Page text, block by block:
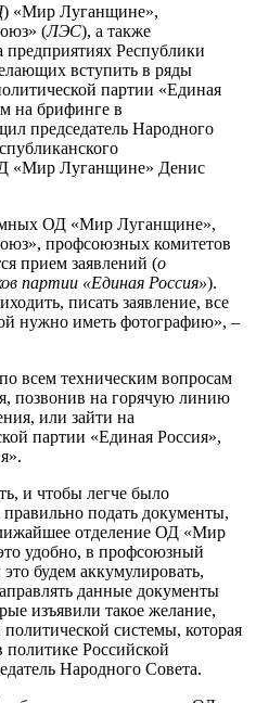
) «Мир Луганщине»,
(ЛЭС), а также
Республики
вступить в ряды
партии «Единая
на брифинге в
председатель Народного
«Мир Луганщине» Денис
ОД «Мир Луганщине»,
профсоюзных комитетов
прием заявлений (о
партии «Единая Россия»).
писать заявление, все
нужно иметь фотографию», –
всем техническим вопросам
позвонив на горячую линию
или зайти на
партии «Единая Россия»,
и чтобы легче было
подать документы,
отделение ОД «Мир
удобно, в профсоюзный
будем аккумулировать,
данные документы
изъявили такое желание,
системы, которая
политике Российской
Народного Совета.